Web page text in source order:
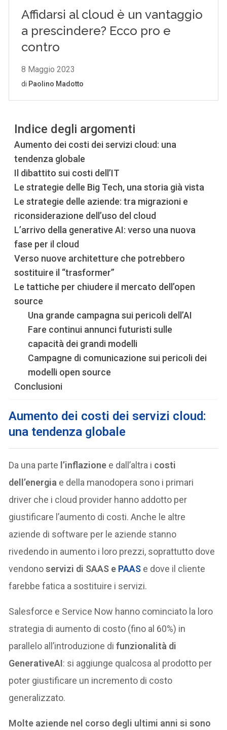
Indice degli argomenti
Aumento dei costi dei servizi cloud: una
tendenza globale
Il dibattito sui costi dell’IT
Le strategie delle Big Tech, una storia già vista
Le strategie delle aziende: tra migrazioni e
riconsiderazione dell’uso del cloud
L’arrivo della generative AI: verso una nuova
fase per il cloud
Verso nuove architetture che potrebbero
sostituire il “trasformer”
Le tattiche per chiudere il mercato dell’open
source
Una grande campagna sui pericoli dell’AI
Fare continui annunci futuristi sulle
capacità dei grandi modelli
Campagne di comunicazione sui pericoli dei
modelli open source
Conclusioni
Aumento dei costi dei servizi cloud:
una tendenza globale
Da una parte l’inflazione e dall’altra i costi
dell’energia e della manodopera sono i primari
driver che i cloud provider hanno addotto per
giustificare l’aumento di costi. Anche le altre
aziende di software per le aziende stanno
rivedendo in aumento i loro prezzi, soprattutto dove
vendonoservizi di SAAS e PAAS e dove il cliente
farebbe fatica a sostituire i servizi.
Salesforce e Service Now hanno cominciato la loro
strategia di aumento di costo (fino al 60%) in
parallelo all’introduzione di funzionalità di
GenerativeAI: si aggiunge qualcosa al prodotto per
poter giustificare un incremento di costo
generalizzato.
Molte aziende nel corso degli ultimi anni si sono